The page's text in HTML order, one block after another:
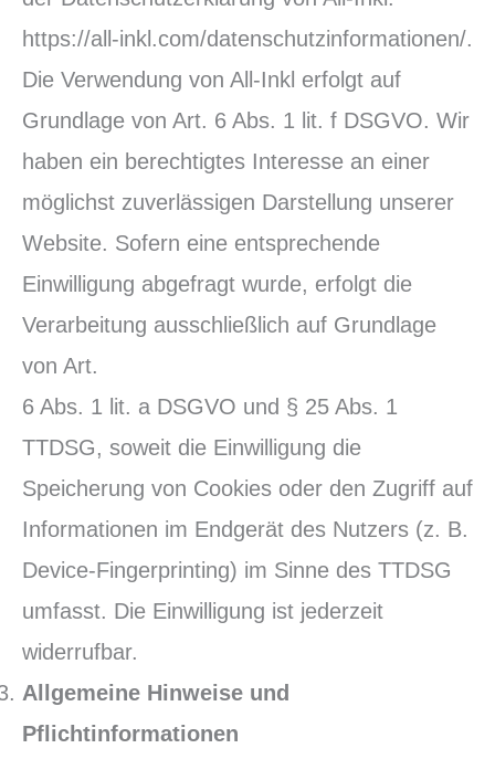
https://all-inkl.com/datenschutzinformationen/.
Die Verwendung von All-Inkl erfolgt auf
Grundlage von Art. 6 Abs. 1 lit. f DSGVO. Wir
haben ein berechtigtes Interesse an einer
möglichst zuverlässigen Darstellung unserer
Website. Sofern eine entsprechende
Einwilligung abgefragt wurde, erfolgt die
Verarbeitung ausschließlich auf Grundlage
von Art.
6 Abs. 1 lit. a DSGVO und § 25 Abs. 1
TTDSG, soweit die Einwilligung die
Speicherung von Cookies oder den Zugriff auf
Informationen im Endgerät des Nutzers (z. B.
Device-Fingerprinting) im Sinne des TTDSG
umfasst. Die Einwilligung ist jederzeit
widerrufbar.
Allgemeine Hinweise und
Pflichtinformationen